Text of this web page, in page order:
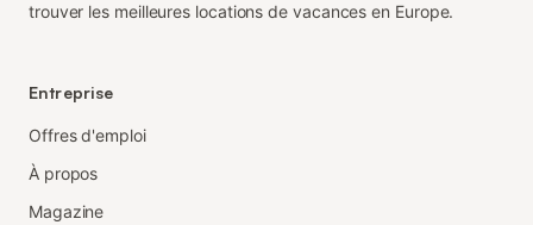
trouver les meilleures locations de vacances en Europe.
Entreprise
Offres d'emploi
À propos
Magazine